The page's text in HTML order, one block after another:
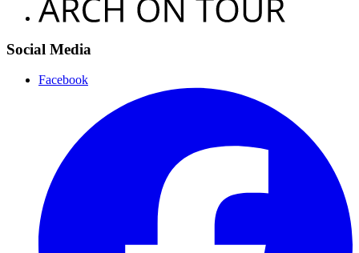
Social Media
Facebook